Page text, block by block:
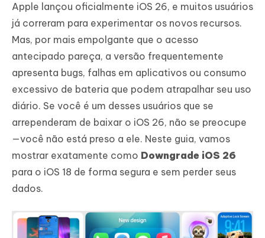
iAnyGo
Apple lançou oficialmente iOS 26, e muitos usuários
já correram para experimentar os novos recursos.
Mas, por mais empolgante que o acesso
antecipado pareça, a versão frequentemente
apresenta bugs, falhas em aplicativos ou consumo
excessivo de bateria que podem atrapalhar seu uso
diário. Se você é um desses usuários que se
arrependeram de baixar o iOS 26, não se preocupe
—você não está preso a ele. Neste guia, vamos
mostrar exatamente como Downgrade iOS 26
para o iOS 18 de forma segura e sem perder seus
dados.